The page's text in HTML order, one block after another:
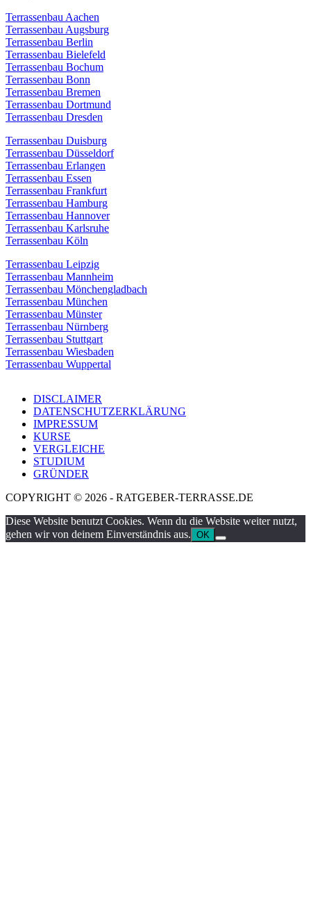
Terrassenbau Aachen
Terrassenbau Augsburg
Terrassenbau Berlin
Terrassenbau Bielefeld
Terrassenbau Bochum
Terrassenbau Bonn
Terrassenbau Bremen
Terrassenbau Dortmund
Terrassenbau Dresden
Terrassenbau Duisburg
Terrassenbau Düsseldorf
Terrassenbau Erlangen
Terrassenbau Essen
Terrassenbau Frankfurt
Terrassenbau Hamburg
Terrassenbau Hannover
Terrassenbau Karlsruhe
Terrassenbau Köln
Terrassenbau Leipzig
Terrassenbau Mannheim
Terrassenbau Mönchengladbach
Terrassenbau München
Terrassenbau Münster
Terrassenbau Nürnberg
Terrassenbau Stuttgart
Terrassenbau Wiesbaden
Terrassenbau Wuppertal
DISCLAIMER
DATENSCHUTZERKLÄRUNG
IMPRESSUM
KURSE
VERGLEICHE
STUDIUM
GRÜNDER
COPYRIGHT © 2026 - RATGEBER-TERRASSE.DE
Diese Website benutzt Cookies. Wenn du die Website weiter nutzt,
gehen wir von deinem Einverständnis aus. OK